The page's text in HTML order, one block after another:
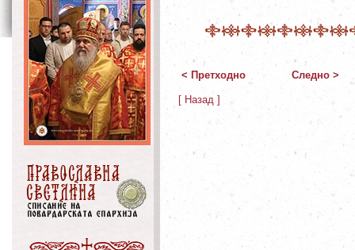
< Претходно Следно >
[ Назад ]